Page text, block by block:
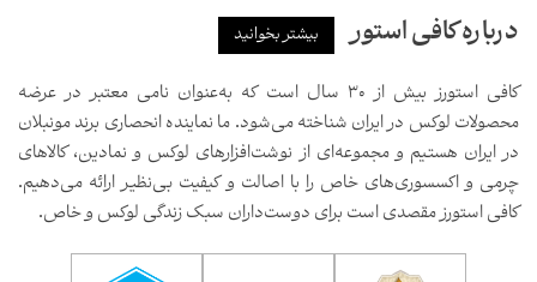
درباره کافی استور بیشتر بخوانید
کافی استورز بیش از ۳۰ سال است که به‌عنوان نامی معتبر در عرضه
محصولات لوکس در ایران شناخته می‌شود. ما نماینده انحصاری برند مونبلان
در ایران هستیم و مجموعه‌ای از نوشت‌افزارهای لوکس و نمادین، کالاهای
چرمی و اکسسوری‌های خاص را با اصالت و کیفیت بی‌نظیر ارائه می‌دهیم.
کافی استورز مقصدی است برای دوست‌داران سبک زندگی لوکس و خاص.